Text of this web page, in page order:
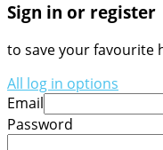
Sign in or register
to save your favourite
All log in options
Email
Password